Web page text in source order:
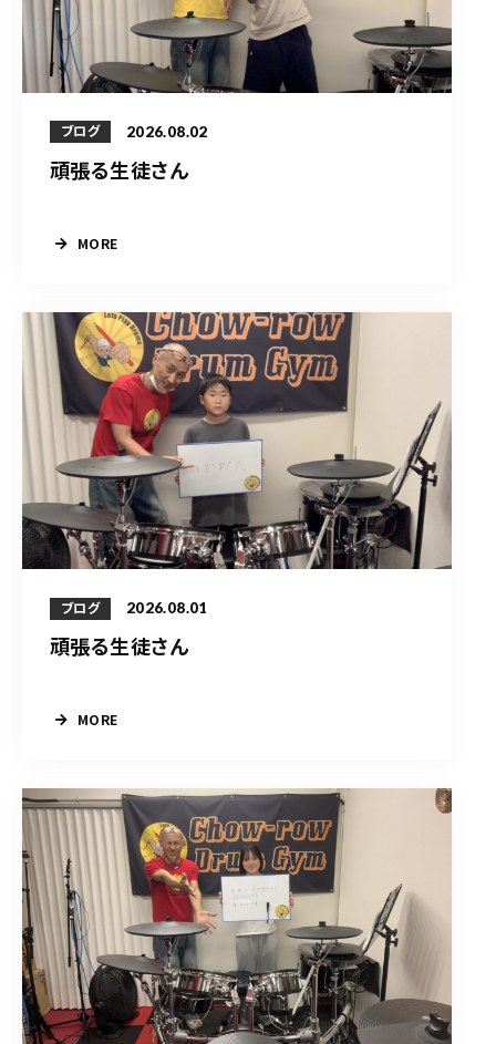
ブログ 2026.08.02
頑張る生徒さん
MORE
ブログ 2026.08.01
頑張る生徒さん
MORE